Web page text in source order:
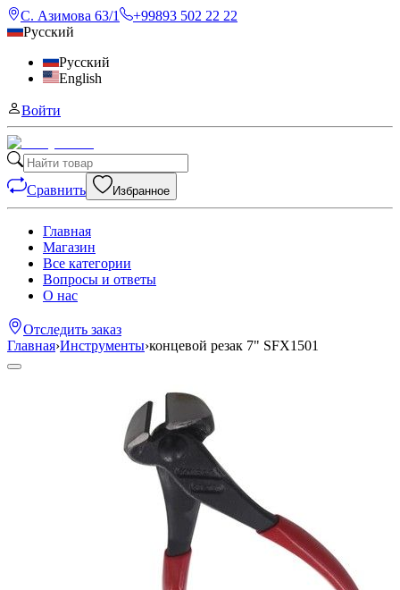
С. Азимова 63/1
+99893 502 22 22
Русский
Русский
English
Войти
Сравнить Избранное
Главная
Магазин
Все категории
Вопросы и ответы
О нас
Отследить заказ
Главная›Инструменты›концевой резак 7" SFX1501